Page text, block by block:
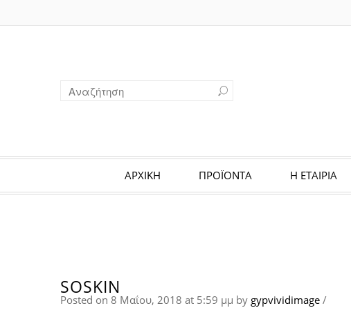
ΑΡΧΙΚΗ ΠΡΟΪΟΝΤΑ Η ΕΤΑΙΡΙΑ
SOSKIN
Posted on 8 Μαΐου, 2018 at 5:59 μμ by gypvividimage /